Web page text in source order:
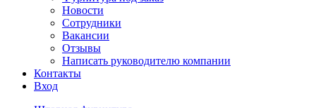
Новости
Сотрудники
Вакансии
Отзывы
Написать руководителю компании
Контакты
Вход